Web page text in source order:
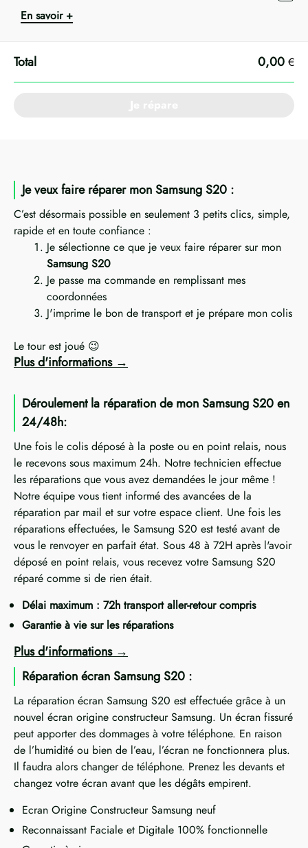
En savoir +
0,00 €
Je veux faire réparer mon Samsung S20 :
C’est désormais possible en seulement 3 petits clics, simple,
rapide et en toute confiance :
Je sélectionne ce que je veux faire réparer sur mon
Samsung S20
Je passe ma commande en remplissant mes
coordonnées
J'imprime le bon de transport et je prépare mon colis
Le tour est joué 😉
Plus d'informations
Déroulement la réparation de mon Samsung S20 en
24/48h:
Une fois le colis déposé à la poste ou en point relais, nous
le recevons sous maximum 24h. Notre technicien effectue
les réparations que vous avez demandées le jour même !
Notre équipe vous tient informé des avancées de la
réparation par mail et sur votre espace client. Une fois les
réparations effectuées, le Samsung S20 est testé avant de
vous le renvoyer en parfait état. Sous 48 à 72H après l'avoir
déposé en point relais, vous recevez votre Samsung S20
réparé comme si de rien était.
Délai maximum : 72h transport aller-retour compris
Garantie à vie sur les réparations
Plus d'informations
Réparation écran Samsung S20 :
La réparation écran Samsung S20 est effectuée grâce à un
nouvel écran origine constructeur Samsung. Un écran fissuré
peut apporter des dommages à votre téléphone. En raison
de l’humidité ou bien de l’eau, l’écran ne fonctionnera plus.
Il faudra alors changer de téléphone. Prenez les devants et
changez votre écran avant que les dégâts empirent.
Ecran Origine Constructeur Samsung neuf
Reconnaissant Faciale et Digitale 100% fonctionnelle